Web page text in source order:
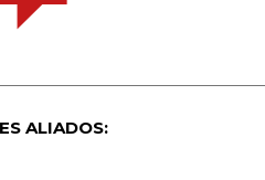
ALIADOS: